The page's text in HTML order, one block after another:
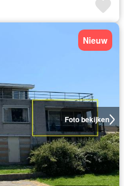
Foto bekijken
Nieuw